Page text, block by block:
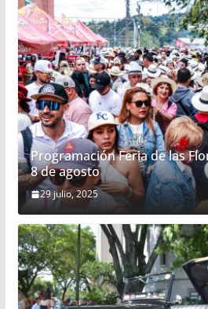
Programación Feria de las
8 de agosto
29 julio, 2025